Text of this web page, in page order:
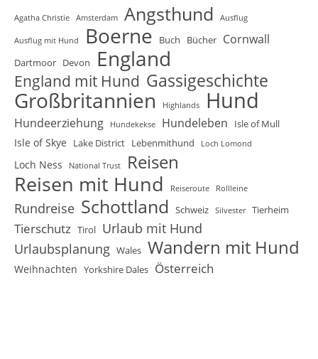
Agatha Christie Amsterdam Angsthund Ausflug
Ausflug mit Hund Boerne Buch Bücher Cornwall
Dartmoor Devon England
England mit Hund Gassigeschichte
Großbritannien Highlands Hund
Hundeerziehung Hundekekse Hundeleben Isle of Mull
Isle of Skye Lake District Lebenmithund Loch Lomond
Loch Ness National Trust Reisen
Reisen mit Hund Reiseroute Rollleine
Rundreise Schottland Schweiz Silvester Tierheim
Tierschutz Tirol Urlaub mit Hund
Urlaubsplanung Wales Wandern mit Hund
Weihnachten Yorkshire Dales Österreich